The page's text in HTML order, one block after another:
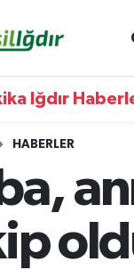
Iğdır
HABERLER
Haritası
ve Fikstür